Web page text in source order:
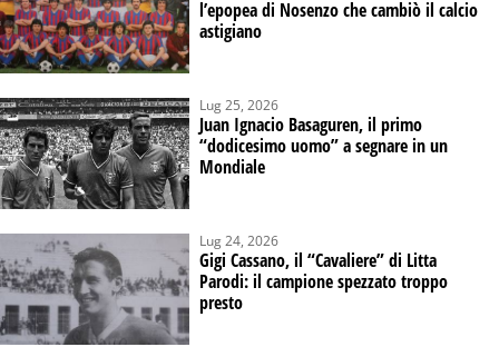
l’epopea di Nosenzo che cambiò il calcio
astigiano
Juan Ignacio Basaguren, il primo
“dodicesimo uomo” a segnare in un
Mondiale
Lug 25, 2026
Gigi Cassano, il “Cavaliere” di Litta
Parodi: il campione spezzato troppo
presto
Lug 24, 2026